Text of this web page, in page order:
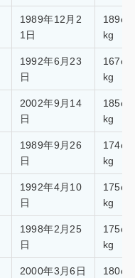
1989年12月2
1日
kg
1992年6月23
日
kg
2002年9月14
日
kg
1989年9月26
日
kg
1992年4月10
日
kg
1998年2月25
日
kg
2000年3月6日